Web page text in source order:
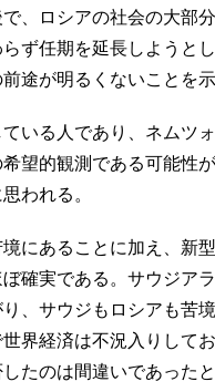
、ロシアの社会の大部
ず任期を延長しようと
途が明るくないことを示
いる人であり、ネムツ
望的観測である可能性
われる。
にあることに加え、新
確実である。サウジア
、サウジもロシアも苦
界経済は不況入りして
たのは間違いであった